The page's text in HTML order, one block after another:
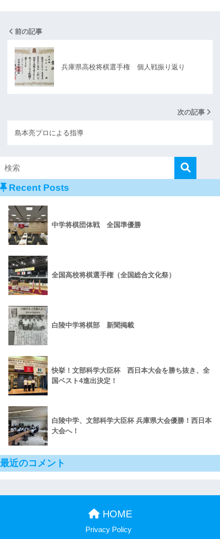
前の記事
兵庫県高校将棋選手権 個人戦振り返り
次の記事
島本亮プロによる指導
Recent Posts
中学将棋団体戦 全国準優勝
全国高校将棋選手権（全国総合文化祭）
白陵中学将棋部 新聞掲載
快挙！文部科学大臣杯 西日本大会を勝ち抜き、全
国ベスト4進出決定！
白陵中学、文部科学大臣杯 兵庫県大会優勝！西日本
大会へ！
最近のコメント
HOME
Privacy Policy